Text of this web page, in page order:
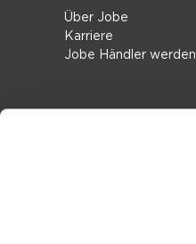
Über Jobe
Karriere
Jobe Händler werden